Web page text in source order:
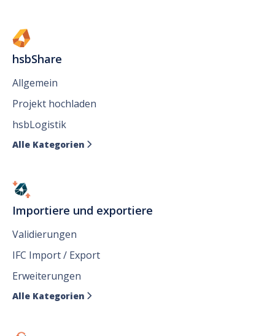
hsbShare
Allgemein
Projekt hochladen
hsbLogistik
Alle Kategorien 
Importiere und exportiere
Validierungen
IFC Import / Export
Erweiterungen
Alle Kategorien 